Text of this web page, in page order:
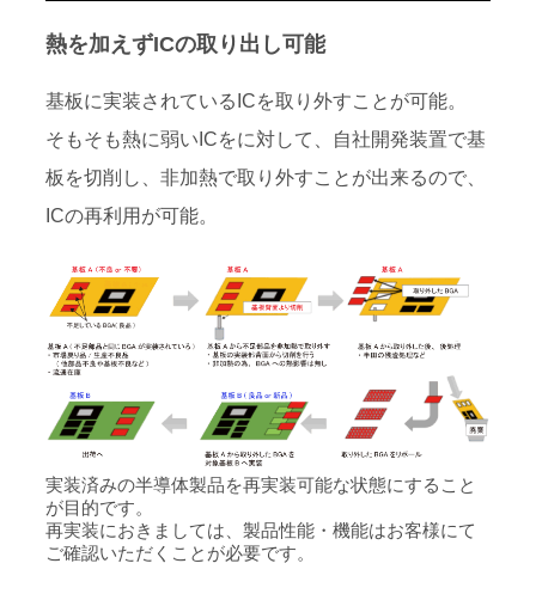
熱を加えずICの取り出し可能
基板に実装されているICを取り外すことが可能。
そもそも熱に弱いICをに対して、自社開発装置で基
板を切削し、非加熱で取り外すことが出来るので、
ICの再利用が可能。
実装済みの半導体製品を再実装可能な状態にすること
が目的です。
再実装におきましては、製品性能・機能はお客様にて
ご確認いただくことが必要です。